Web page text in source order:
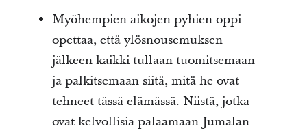
Myöhempien aikojen pyhien oppi
opettaa, että ylösnousemuksen
jälkeen kaikki tullaan tuomitsemaan
ja palkitsemaan siitä, mitä he ovat
tehneet tässä elämässä. Niistä, jotka
ovat kelvollisia palaamaan Jumalan